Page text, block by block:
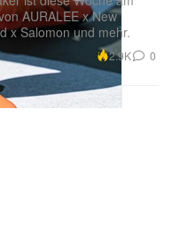
AURALEE x New
x Salomon und mehr.
2.9K 0